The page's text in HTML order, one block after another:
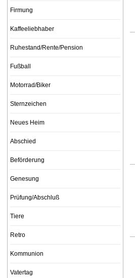
Firmung
Kaffeeliebhaber
Ruhestand/Rente/Pension
Fußball
Motorrad/Biker
Sternzeichen
Neues Heim
Abschied
Beförderung
Genesung
Prüfung/Abschluß
Tiere
Retro
Kommunion
Vatertag